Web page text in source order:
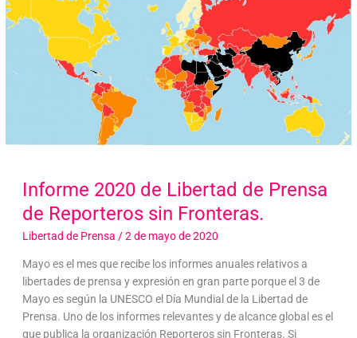
Informe 2020 de Libertad de Prensa
de Reporteros sin Fronteras.
Libertad de Prensa /2 de mayo de 2020
Mayo es el mes que recibe los informes anuales relativos a
libertades de prensa y expresión en gran parte porque el 3 de
Mayo es según la UNESCO el Día Mundial de la Libertad de
Prensa. Uno de los informes relevantes y de alcance global es el
que publica la organización Reporteros sin Fronteras. Si